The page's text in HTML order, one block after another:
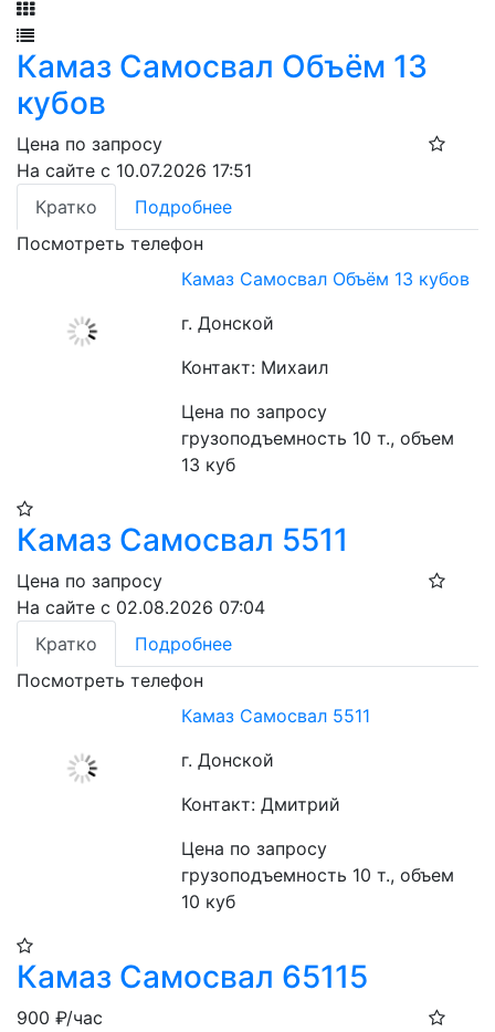
Камаз Самосвал Объём 13
кубов
Цена по запросу
На сайте с 10.07.2026 17:51
Кратко
Подробнее
Посмотреть телефон
Камаз Самосвал Объём 13 кубов
г. Донской
Контакт: Михаил
Цена по запросу
грузоподъемность 10 т., объем
13 куб
Камаз Самосвал 5511
Цена по запросу
На сайте с 02.08.2026 07:04
Кратко
Подробнее
Посмотреть телефон
Камаз Самосвал 5511
г. Донской
Контакт: Дмитрий
Цена по запросу
грузоподъемность 10 т., объем
10 куб
Камаз Самосвал 65115
900 ₽/час